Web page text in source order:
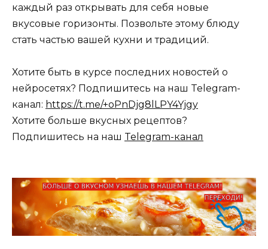
каждый раз открывать для себя новые
вкусовые горизонты. Позвольте этому блюду
стать частью вашей кухни и традиций.
Хотите быть в курсе последних новостей о
нейросетях? Подпишитесь на наш Telegram-
канал: https://t.me/+oPnDjg8lLPY4Yjgy
Хотите больше вкусных рецептов?
Подпишитесь на наш Telegram-канал